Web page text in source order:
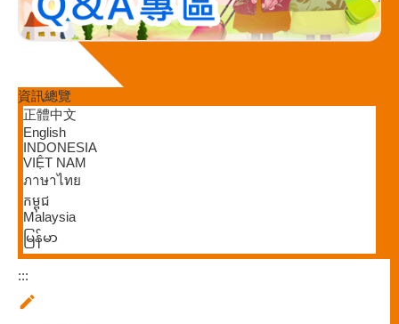
資訊總覽
正體中文
English
INDONESIA
VIỆT NAM
ภาษาไทย
កម្ពុជ
Malaysia
မြန်မာ
:::